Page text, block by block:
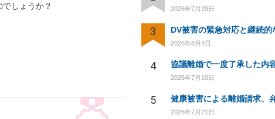
しょうか？ 2026年7月29日
3
2026年8月4日
4
2026年7月10日
5
2026年7月21日